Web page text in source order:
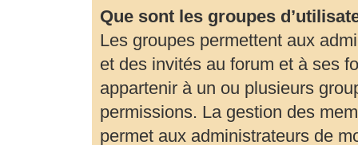
Que sont les groupes
Les groupes permettent aux
et des invités au forum et à ses
appartenir à un ou plusieurs
permissions. La gestion des
permet aux administrateurs de